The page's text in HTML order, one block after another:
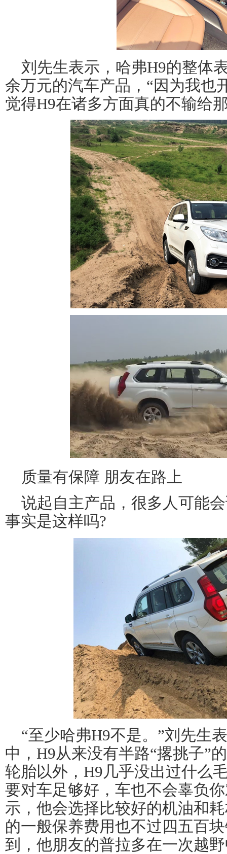
刘先生表示，哈弗H9的整体
余万元的汽车产品，“因为我也
觉得H9在诸多方面真的不输给
质量有保障 朋友在路上
说起自主产品，很多人可能
事实是这样吗?
“至少哈弗H9不是。”刘先生
中，H9从来没有半路“撂挑子”
轮胎以外，H9几乎没出过什么
要对车足够好，车也不会辜负
示，他会选择比较好的机油和
的一般保养费用也不过四五百
到，他朋友的普拉多在一次越